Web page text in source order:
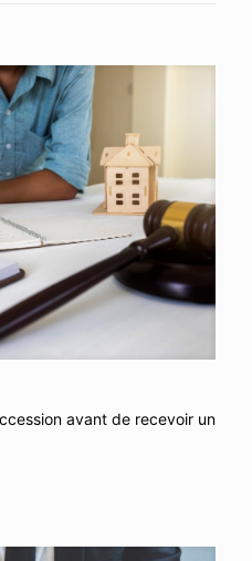
avant de recevoir un